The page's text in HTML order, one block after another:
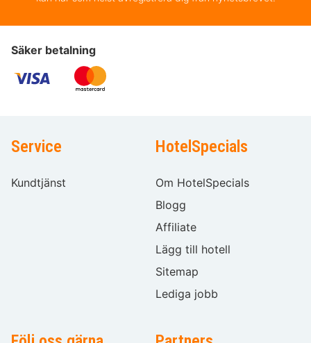
Säker betalning
Service
Kundtjänst
HotelSpecials
Om HotelSpecials
Blogg
Affiliate
Lägg till hotell
Sitemap
Lediga jobb